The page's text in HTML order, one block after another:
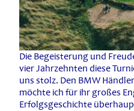
Die Begeisterung und
vier Jahrzehnten diese
uns stolz. Den BMW
möchte ich für ihr großes
Erfolgsgeschichte